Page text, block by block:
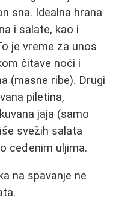
sna. Idealna hrana
i salate, kao i
je vreme za unos
čitave noći i
(masne ribe). Drugi
piletina,
jaja (samo
svežih salata
ceđenim uljima.
na spavanje ne